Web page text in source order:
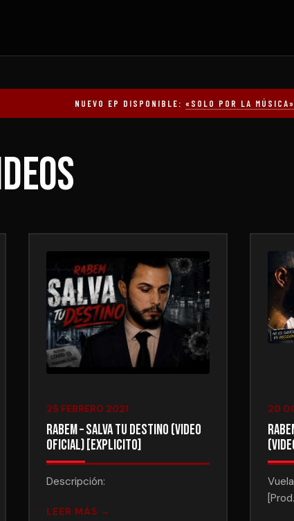
NUEVO EP DISPONIBLE: «SOLO POR LA MÚSICA»
25 FEBRERO 2021
Rabem – Salva Tu Destino (Video
Oficial) [Explicito]
Descripción:
LEER MÁS →
20